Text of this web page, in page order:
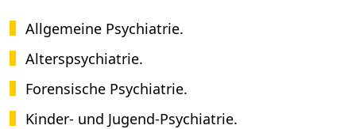
Allgemeine Psychiatrie.
Alterspsychiatrie.
Forensische Psychiatrie.
Kinder- und Jugend-Psychiatrie.